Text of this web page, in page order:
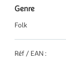
Genre
Folk
Réf / EAN :